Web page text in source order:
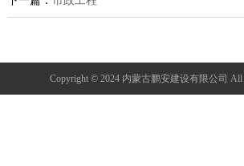
Copyright © 2024 内蒙古鹏安建设有限公司 All